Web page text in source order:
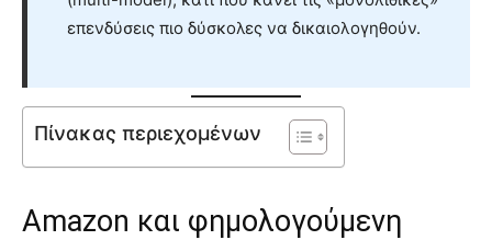
επενδύσεις πιο δύσκολες να δικαιολογηθούν.
Πίνακας περιεχομένων
Amazon και φημολογούμενη